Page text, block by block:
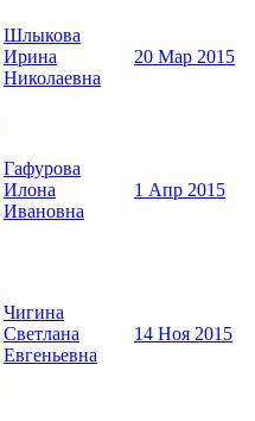
Шлыкова
Ирина
Николаевна
20 Мар 2015
Гафурова
Илона
Ивановна
1 Апр 2015
Чигина
Светлана
Евгеньевна
14 Ноя 2015